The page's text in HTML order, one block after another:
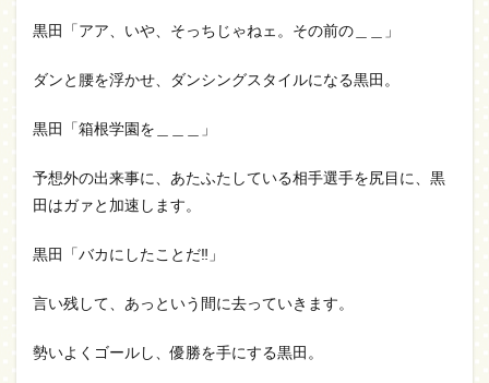
黒田「アア、いや、そっちじゃねェ。その前の＿＿」
ダンと腰を浮かせ、ダンシングスタイルになる黒田。
黒田「箱根学園を＿＿＿」
予想外の出来事に、あたふたしている相手選手を尻目に、黒
田はガァと加速します。
黒田「バカにしたことだ‼」
言い残して、あっという間に去っていきます。
勢いよくゴールし、優勝を手にする黒田。